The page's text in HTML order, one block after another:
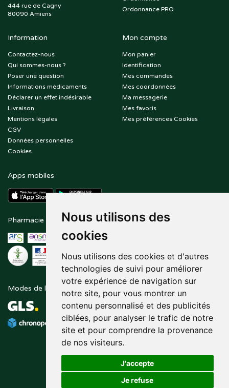
Nous utilisons des
cookies
Nous utilisons des cookies et d'autres
technologies de suivi pour améliorer
votre expérience de navigation sur
notre site, pour vous montrer un
contenu personnalisé et des publicités
ciblées, pour analyser le trafic de notre
site et pour comprendre la provenance
de nos visiteurs.
J'accepte
Je refuse
444 rue de Cagny
80090 Amiens
Ordonnance PRO
Information
Contactez-nous
Qui sommes-nous ?
Poser une question
Informations médicaments
Déclarer un effet indésirable
Livraison
Mentions légales
CGV
Données personnelles
Cookies
Mon compte
Mon panier
Identification
Mes commandes
Mes coordonnées
Ma messagerie
Mes favoris
Mes préférences Cookies
Apps mobiles
Pharmacie en ligne agréée Paiement sécurisé
Modes de livraison Suivez-nous sur